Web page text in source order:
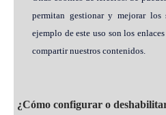
permitan gestionar y mejorar los
ejemplo de este uso son los
compartir nuestros contenidos.
¿Cómo configurar o